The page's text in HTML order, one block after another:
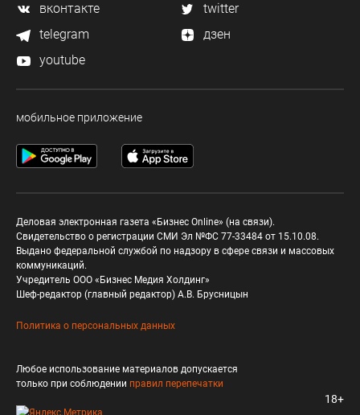
вконтакте
twitter
telegram
дзен
youtube
мобильное приложение
Деловая электронная газета «Бизнес Online» (на связи).
Свидетельство о регистрации СМИ Эл №ФС 77-33484 от 15.10.08.
Выдано федеральной службой по надзору в сфере связи и массовых
коммуникаций.
Учредитель ООО «Бизнес Медия Холдинг»
Шеф-редактор (главный редактор) А.В. Брусницын
Политика о персональных данных
Любое использование материалов допускается
только при соблюдении правил перепечатки
18+